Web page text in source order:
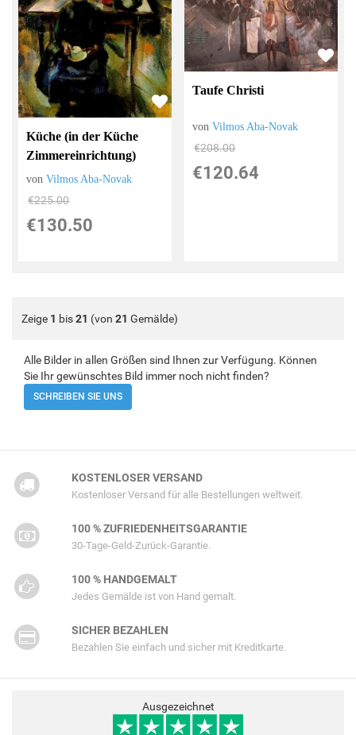
Küche (in der Küche
Zimmereinrichtung)
vonVilmos Aba-Novak
€225.00
€130.50
Taufe Christi
vonVilmos Aba-Novak
€208.00
€120.64
Zeige 1 bis21 (von 21 Gemälde)
Alle Bilder in allen Größen sind Ihnen zur Verfügung. Können
Sie Ihr gewünschtes Bild immer noch nicht finden?
SCHREIBEN SIE UNS
KOSTENLOSER VERSAND
Kostenloser Versand für alle Bestellungen weltweit.
100 % ZUFRIEDENHEITSGARANTIE
30-Tage-Geld-Zurück-Garantie.
100 % HANDGEMALT
Jedes Gemälde ist von Hand gemalt.
SICHER BEZAHLEN
Bezahlen Sie einfach und sicher mit Kreditkarte.
Ausgezeichnet